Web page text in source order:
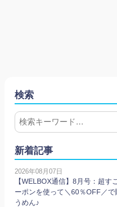
検索
新着記事
2026年08月07日
【WELBOX通信】8月号：超す
ーポンを使って＼60％OFF／で
うめん♪